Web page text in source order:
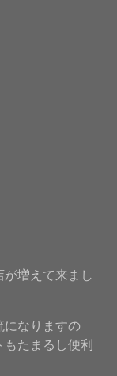
増えて来まし
になりますの
もたまるし便利